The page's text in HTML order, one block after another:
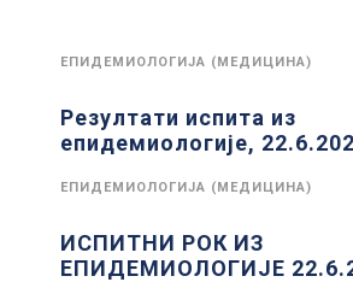
ЕПИДЕМИОЛОГИЈА (МЕДИЦИНА)
Резултати испита из
епидемиологије,
ЕПИДЕМИОЛОГИЈА (МЕДИЦИНА)
ИСПИТНИ РОК ИЗ
ЕПИДЕМИОЛОГИЈЕ